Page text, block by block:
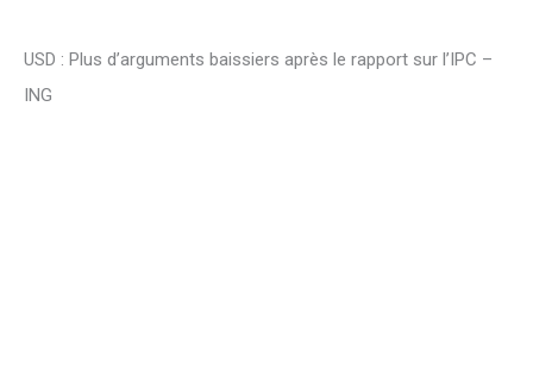
USD : Plus d’arguments baissiers après le rapport sur l’IPC –
ING